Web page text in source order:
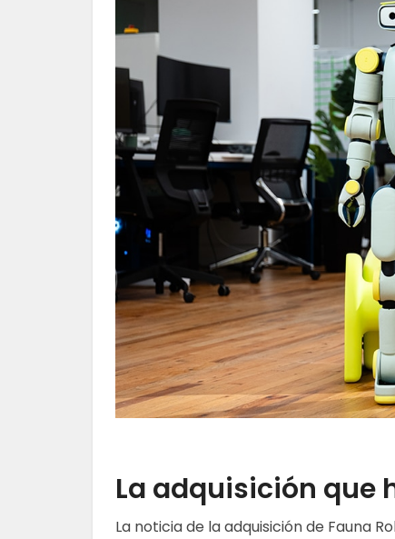
La adquisición que
La noticia de la adquisición de Fauna